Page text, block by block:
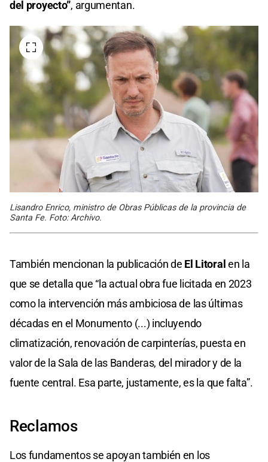
del proyecto”, argumentan.
Lisandro Enrico, ministro de Obras Públicas de la provincia de
Santa Fe. Foto: Archivo.
También mencionan la publicación de El Litoralen la
que se detalla que “la actual obra fue licitada en 2023
como la intervención más ambiciosa de las últimas
décadas en el Monumento (...) incluyendo
climatización, renovación de carpinterías, puesta en
valor de la Sala de las Banderas, del mirador y de la
fuente central. Esa parte, justamente, es la que falta”.
Reclamos
Los fundamentos se apoyan también en los